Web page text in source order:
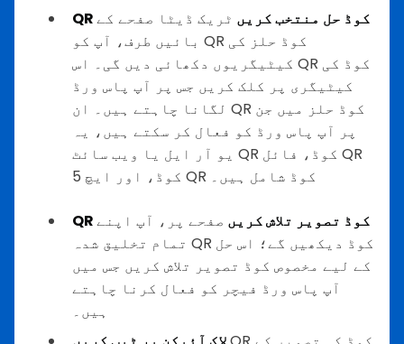
QR کوڈ حل منتخب کریں ٹریک ڈیٹا صفحے کے
بائیں طرف، آپ کو QR کوڈ حلز کی
کیٹیگریوں دکھائی دیں گی۔ اس QR کوڈ کی
کیٹیگری پر کلک کریں جس پر آپ پاس ورڈ
لگانا چاہتے ہیں۔ ان QR کوڈ حلز میں جن
پر آپ پاس ورڈ کو فعال کر سکتے ہیں، یہ
یو آر ایل یا ویب سائٹ QR کوڈ، فائل QR
کوڈ، اور ایچ 5 QR کوڈ شامل ہیں۔
QR کوڈ تصویر تلاش کریں صفحے پر، آپ اپنے
تمام تخلیق شدہ QR کوڈ دیکھیں گے؛ اس حل
کے لیے مخصوص کوڈ تصویر تلاش کریں جس میں
آپ پاس ورڈ فیچر کو فعال کرنا چاہتے
ہیں۔